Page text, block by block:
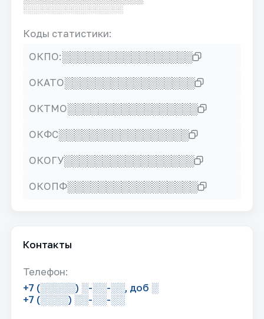
░░░░░░░░░░░░░░░░░
Коды статистики:
ОКПО:░░░░░░░░░░░░░░░░░
ОКАТО░░░░░░░░░░░░░░░░░
ОКТМО░░░░░░░░░░░░░░░░░
ОКФС░░░░░░░░░░░░░░░░░
ОКОГУ░░░░░░░░░░░░░░░░░
ОКОПФ░░░░░░░░░░░░░░░░░
Контакты
Телефон:
+7 (░░░░░) ░-░░-░░, доб ░
+7 (░░░░) ░░-░░-░░